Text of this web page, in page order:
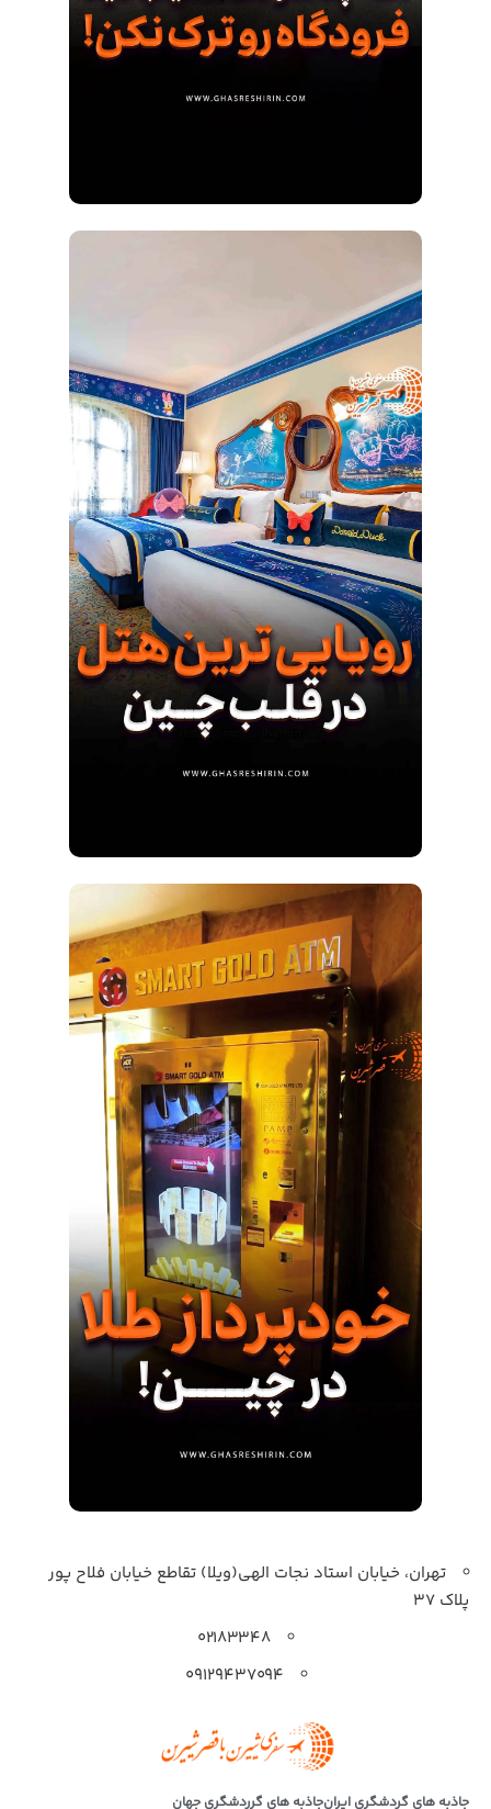
تهران، خیابان استاد نجات الهی(ویلا) تقاطع خیابان فلاح پور
پلاک 37
۰۲۱۸۳۳۴۸
۰۹۱۲۹۴۳۷۰۹۴
جاذبه های گردشگری ایرانجاذبه های گرردشگری جهان